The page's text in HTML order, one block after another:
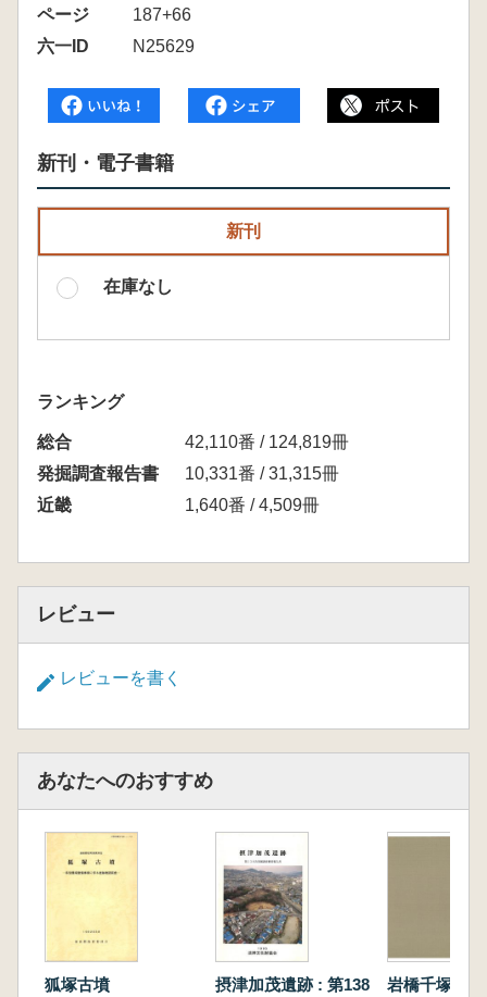
ページ
187+66
六一ID
N25629
新刊・電子書籍
新刊
在庫なし
ランキング
総合
42,110番 / 124,819冊
発掘調査報告書
10,331番 / 31,315冊
近畿
1,640番 / 4,509冊
レビュー
レビューを書く
あなたへのおすすめ
狐塚古墳
摂津加茂遺跡 : 第138
岩橋千塚